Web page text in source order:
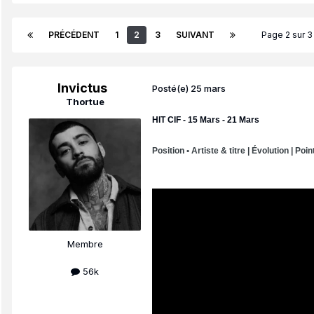
PRÉCÉDENT 1 2 3 SUIVANT Page 2 sur
Invictus
Thortue
Membre
56k
Posté(e) 25 mars
HIT CIF - 15 Mars - 21 Mars
Position • Artiste & titre | Évolution |